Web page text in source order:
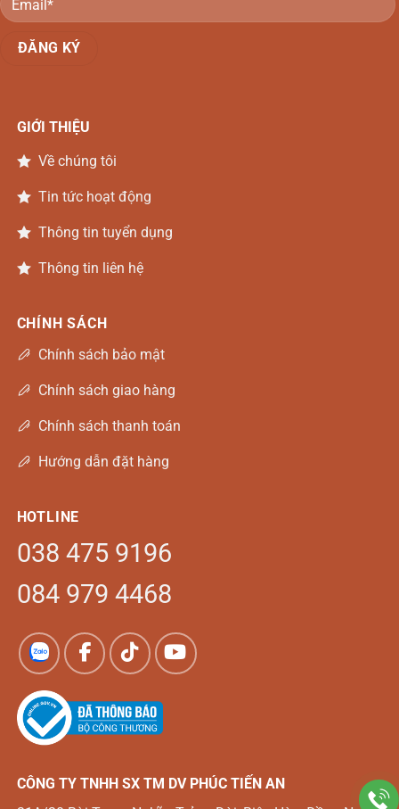
GIỚI THIỆU
Về chúng tôi
Tin tức hoạt động
Thông tin tuyển dụng
Thông tin liên hệ
CHÍNH SÁCH
Chính sách bảo mật
Chính sách giao hàng
Chính sách thanh toán
Hướng dẫn đặt hàng
HOTLINE
038 475 9196
084 979 4468
CÔNG TY TNHH SX TM DV PHÚC TIẾN AN